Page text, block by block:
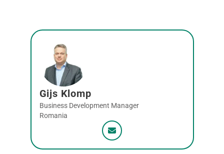
Gijs Klomp
Business Development Manager
Romania